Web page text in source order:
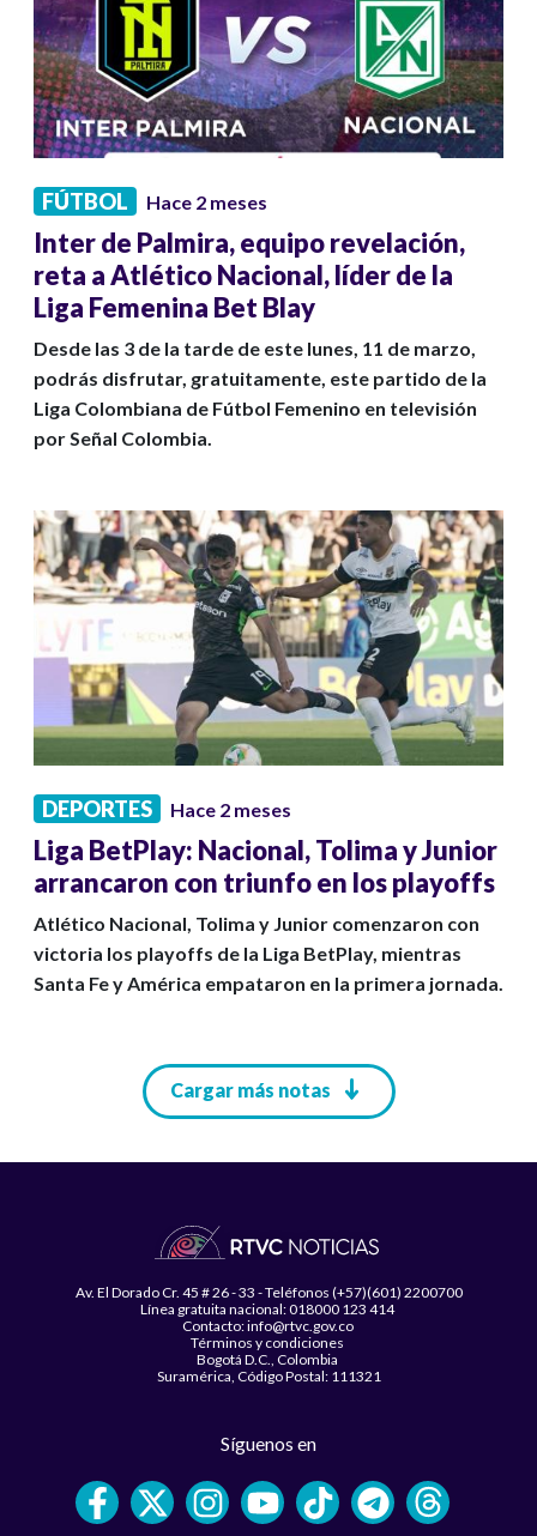
FÚTBOL Hace 2 meses
Inter de Palmira, equipo revelación,
reta a Atlético Nacional, líder de la
Liga Femenina Bet Blay
Desde las 3 de la tarde de este lunes, 11 de marzo,
podrás disfrutar, gratuitamente, este partido de la
Liga Colombiana de Fútbol Femenino en televisión
por Señal Colombia.
DEPORTES Hace 2 meses
Liga BetPlay: Nacional, Tolima y Junior
arrancaron con triunfo en los playoffs
Atlético Nacional, Tolima y Junior comenzaron con
victoria los playoffs de la Liga BetPlay, mientras
Santa Fe y América empataron en la primera jornada.
Cargar más notas
Av. El Dorado Cr. 45 # 26 - 33 - Teléfonos (+57)(601) 2200700
Línea gratuita nacional: 018000 123 414
Contacto: info@rtvc.gov.co
Términos y condiciones
Bogotá D.C., Colombia
Suramérica, Código Postal: 111321
Síguenos en